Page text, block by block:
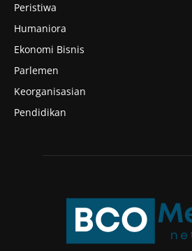
Peristiwa
Humaniora
Ekonomi Bisnis
Parlemen
Keorganisasian
Pendidikan